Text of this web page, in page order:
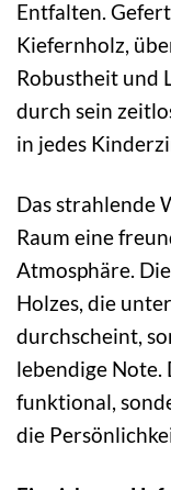
Entfalten.
Kiefernholz,
Robustheit und
durch sein
in jedes
Das strahlende
Raum eine
Atmosphäre.
Holzes, die
durchscheint,
lebendige Note.
funktional,
die